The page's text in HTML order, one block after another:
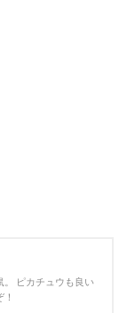
。 ピカチュウも良い